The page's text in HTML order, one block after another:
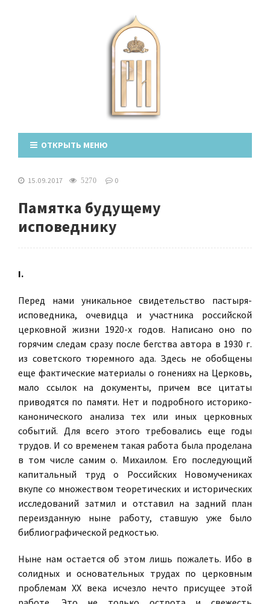
ОТКРЫТЬ МЕНЮ
15.09.2017 5270 0
Памятка будущему
исповеднику
I.
Перед нами уникальное свидетельство пастыря-
исповедника, очевидца и участника российской
церковной жизни 1920-х годов. Написано оно по
горячим следам сразу после бегства автора в 1930 г.
из советского тюремного ада. Здесь не обобщены
еще фактические материалы о гонениях на Церковь,
мало ссылок на документы, причем все цитаты
приводятся по памяти. Нет и подробного историко-
канонического анализа тех или иных церковных
событий. Для всего этого требовались еще годы
трудов. И со временем такая работа была проделана
в том числе самим о. Михаилом. Его последующий
капитальный труд о Российских Новомучениках
вкупе со множеством теоретических и исторических
исследований затмил и отставил на задний план
переизданную ныне работу, ставшую уже было
библиографической редкостью.
Ныне нам остается об этом лишь пожалеть. Ибо в
солидных и основательных трудах по церковным
проблемам XX века исчезло нечто присущее этой